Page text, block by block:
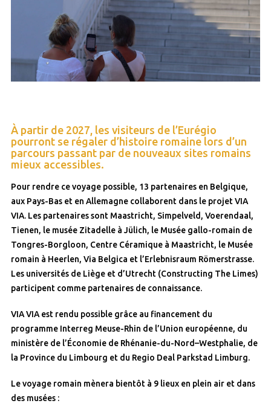
À partir de 2027, les visiteurs de l’Eurégio
pourront se régaler d’histoire romaine lors d’un
parcours passant par de nouveaux sites romains
mieux accessibles.
Pour rendre ce voyage possible, 13 partenaires en Belgique,
aux Pays-Bas et en Allemagne collaborent dans le projet VIA
VIA. Les partenaires sont Maastricht, Simpelveld, Voerendaal,
Tienen, le musée Zitadelle à Jülich, le Musée gallo-romain de
Tongres-Borgloon, Centre Céramique à Maastricht, le Musée
romain à Heerlen, Via Belgica et l’Erlebnisraum Römerstrasse.
Les universités de Liège et d’Utrecht (Constructing The Limes)
participent comme partenaires de connaissance.
VIA VIA est rendu possible grâce au financement du
programme Interreg Meuse-Rhin de l’Union européenne, du
ministère de l’Économie de Rhénanie-du-Nord–Westphalie, de
la Province du Limbourg et du Regio Deal Parkstad Limburg.
Le voyage romain mènera bientôt à 9 lieux en plein air et dans
des musées :